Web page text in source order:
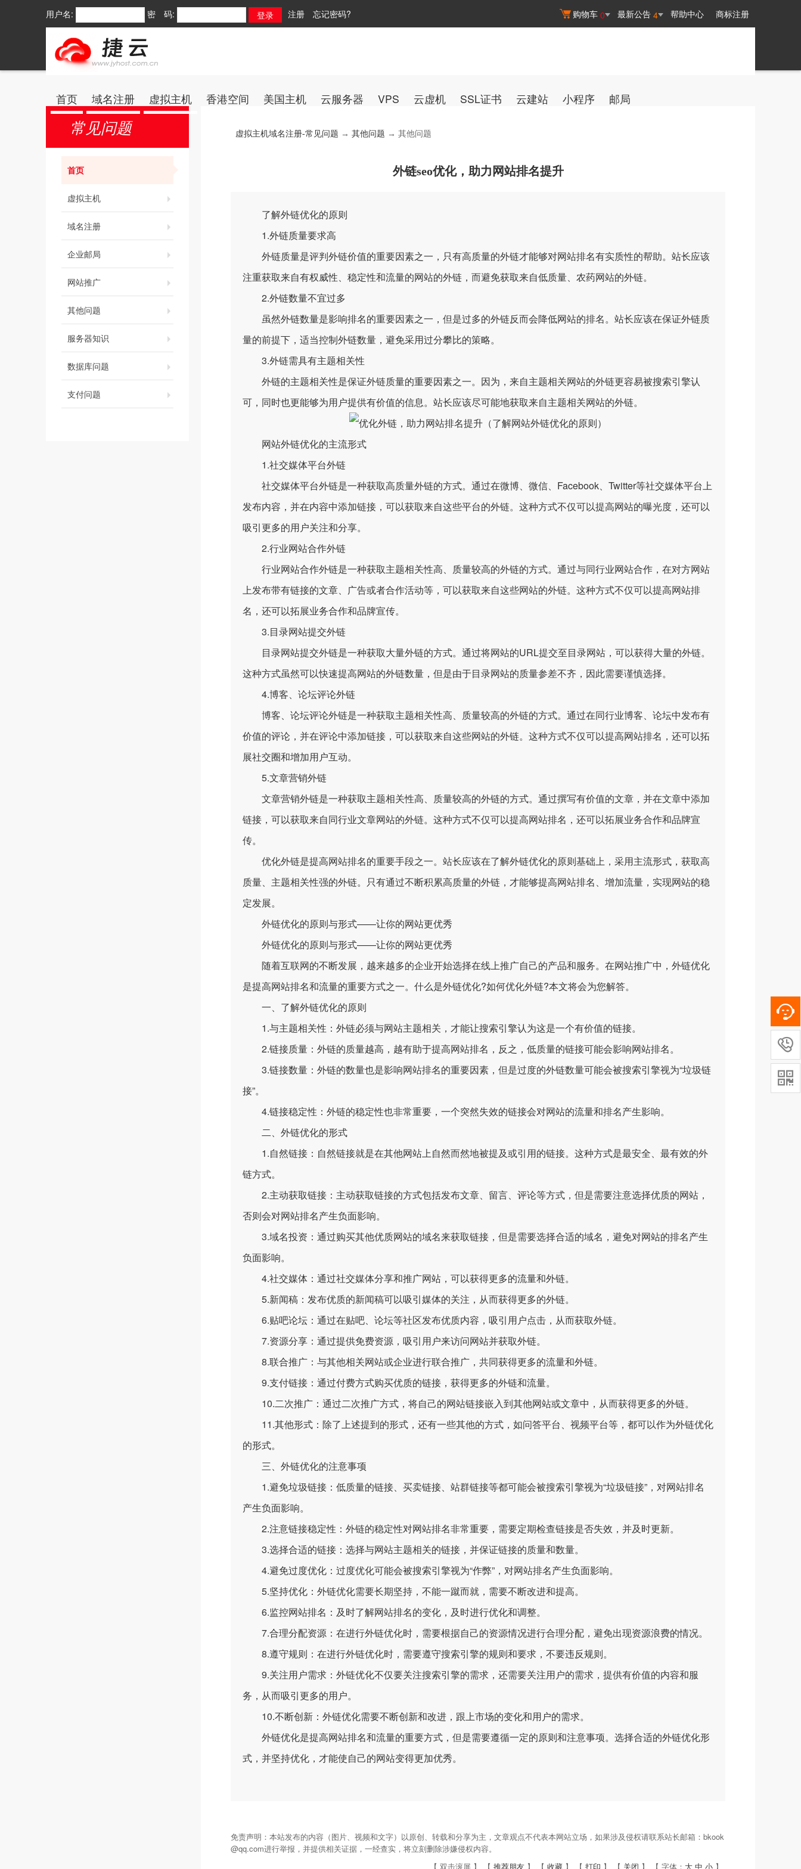
购物车 0 最新公告 4 帮助中心 商标注册
用户名: 密 码: 注册 忘记密码?
首页 域名注册 虚拟主机 香港空间 美国主机 云服务器 VPS 云虚机 SSL证书 云建站 小程序 邮局
常见问题
首页
虚拟主机
域名注册
企业邮局
网站推广
其他问题
服务器知识
数据库问题
支付问题
虚拟主机域名注册-常见问题 → 其他问题 → 其他问题
外链seo优化，助力网站排名提升
了解外链优化的原则
1.外链质量要求高
外链质量是评判外链价值的重要因素之一，只有高质量的外链才能够对网站排名有实质性的帮助。站长应该
注重获取来自有权威性、稳定性和流量的网站的外链，而避免获取来自低质量、农药网站的外链。
2.外链数量不宜过多
虽然外链数量是影响排名的重要因素之一，但是过多的外链反而会降低网站的排名。站长应该在保证外链质
量的前提下，适当控制外链数量，避免采用过分攀比的策略。
3.外链需具有主题相关性
外链的主题相关性是保证外链质量的重要因素之一。因为，来自主题相关网站的外链更容易被搜索引擎认
可，同时也更能够为用户提供有价值的信息。站长应该尽可能地获取来自主题相关网站的外链。
网站外链优化的主流形式
1.社交媒体平台外链
社交媒体平台外链是一种获取高质量外链的方式。通过在微博、微信、Facebook、Twitter等社交媒体平台上
发布内容，并在内容中添加链接，可以获取来自这些平台的外链。这种方式不仅可以提高网站的曝光度，还可以
吸引更多的用户关注和分享。
2.行业网站合作外链
行业网站合作外链是一种获取主题相关性高、质量较高的外链的方式。通过与同行业网站合作，在对方网站
上发布带有链接的文章、广告或者合作活动等，可以获取来自这些网站的外链。这种方式不仅可以提高网站排
名，还可以拓展业务合作和品牌宣传。
3.目录网站提交外链
目录网站提交外链是一种获取大量外链的方式。通过将网站的URL提交至目录网站，可以获得大量的外链。
这种方式虽然可以快速提高网站的外链数量，但是由于目录网站的质量参差不齐，因此需要谨慎选择。
4.博客、论坛评论外链
博客、论坛评论外链是一种获取主题相关性高、质量较高的外链的方式。通过在同行业博客、论坛中发布有
价值的评论，并在评论中添加链接，可以获取来自这些网站的外链。这种方式不仅可以提高网站排名，还可以拓
展社交圈和增加用户互动。
5.文章营销外链
文章营销外链是一种获取主题相关性高、质量较高的外链的方式。通过撰写有价值的文章，并在文章中添加
链接，可以获取来自同行业文章网站的外链。这种方式不仅可以提高网站排名，还可以拓展业务合作和品牌宣
传。
优化外链是提高网站排名的重要手段之一。站长应该在了解外链优化的原则基础上，采用主流形式，获取高
质量、主题相关性强的外链。只有通过不断积累高质量的外链，才能够提高网站排名、增加流量，实现网站的稳
定发展。
外链优化的原则与形式——让你的网站更优秀
外链优化的原则与形式——让你的网站更优秀
随着互联网的不断发展，越来越多的企业开始选择在线上推广自己的产品和服务。在网站推广中，外链优化
是提高网站排名和流量的重要方式之一。什么是外链优化?如何优化外链?本文将会为您解答。
一、了解外链优化的原则
1.与主题相关性：外链必须与网站主题相关，才能让搜索引擎认为这是一个有价值的链接。
2.链接质量：外链的质量越高，越有助于提高网站排名，反之，低质量的链接可能会影响网站排名。
3.链接数量：外链的数量也是影响网站排名的重要因素，但是过度的外链数量可能会被搜索引擎视为“垃圾链
接”。
4.链接稳定性：外链的稳定性也非常重要，一个突然失效的链接会对网站的流量和排名产生影响。
二、外链优化的形式
1.自然链接：自然链接就是在其他网站上自然而然地被提及或引用的链接。这种方式是最安全、最有效的外
链方式。
2.主动获取链接：主动获取链接的方式包括发布文章、留言、评论等方式，但是需要注意选择优质的网站，
否则会对网站排名产生负面影响。
3.域名投资：通过购买其他优质网站的域名来获取链接，但是需要选择合适的域名，避免对网站的排名产生
负面影响。
4.社交媒体：通过社交媒体分享和推广网站，可以获得更多的流量和外链。
5.新闻稿：发布优质的新闻稿可以吸引媒体的关注，从而获得更多的外链。
6.贴吧论坛：通过在贴吧、论坛等社区发布优质内容，吸引用户点击，从而获取外链。
7.资源分享：通过提供免费资源，吸引用户来访问网站并获取外链。
8.联合推广：与其他相关网站或企业进行联合推广，共同获得更多的流量和外链。
9.支付链接：通过付费方式购买优质的链接，获得更多的外链和流量。
10.二次推广：通过二次推广方式，将自己的网站链接嵌入到其他网站或文章中，从而获得更多的外链。
11.其他形式：除了上述提到的形式，还有一些其他的方式，如问答平台、视频平台等，都可以作为外链优化
的形式。
三、外链优化的注意事项
1.避免垃圾链接：低质量的链接、买卖链接、站群链接等都可能会被搜索引擎视为“垃圾链接”，对网站排名
产生负面影响。
2.注意链接稳定性：外链的稳定性对网站排名非常重要，需要定期检查链接是否失效，并及时更新。
3.选择合适的链接：选择与网站主题相关的链接，并保证链接的质量和数量。
4.避免过度优化：过度优化可能会被搜索引擎视为“作弊”，对网站排名产生负面影响。
5.坚持优化：外链优化需要长期坚持，不能一蹴而就，需要不断改进和提高。
6.监控网站排名：及时了解网站排名的变化，及时进行优化和调整。
7.合理分配资源：在进行外链优化时，需要根据自己的资源情况进行合理分配，避免出现资源浪费的情况。
8.遵守规则：在进行外链优化时，需要遵守搜索引擎的规则和要求，不要违反规则。
9.关注用户需求：外链优化不仅要关注搜索引擎的需求，还需要关注用户的需求，提供有价值的内容和服
务，从而吸引更多的用户。
10.不断创新：外链优化需要不断创新和改进，跟上市场的变化和用户的需求。
外链优化是提高网站排名和流量的重要方式，但是需要遵循一定的原则和注意事项。选择合适的外链优化形
式，并坚持优化，才能使自己的网站变得更加优秀。
免责声明：本站发布的内容（图片、视频和文字）以原创、转载和分享为主，文章观点不代表本网站立场，如果涉及侵权请联系站长邮箱：bkook
@qq.com进行举报，并提供相关证据，一经查实，将立刻删除涉嫌侵权内容。
【 双击滚屏 】 【 推荐朋友 】 【 收藏 】 【 打印 】 【 关闭 】 【 字体： 大 中 小 】

